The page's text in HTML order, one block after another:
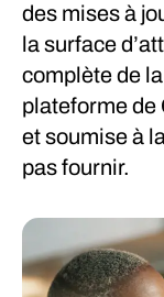
des mises à
la surface
complète de
plateforme de
et soumise à
pas fournir.